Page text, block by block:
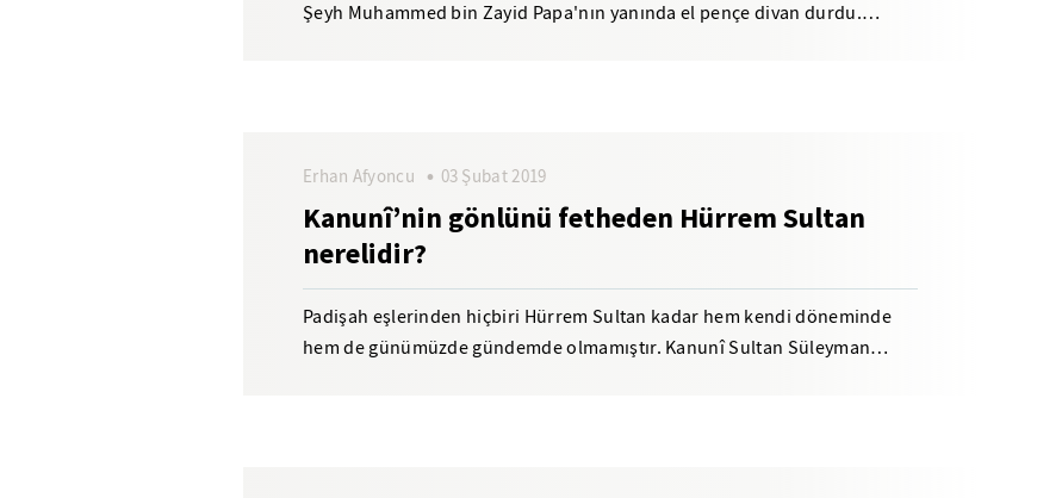
Şeyh Muhammed bin Zayid Papa'nın yanında el pençe divan durdu.
Erhan Afyoncu 03 Şubat 2019
Kanunî’nin gönlünü fetheden Hürrem Sultan
nerelidir?
Padişah eşlerinden hiçbiri Hürrem Sultan kadar hem kendi döneminde
hem de günümüzde gündemde olmamıştır. Kanunî Sultan Süleyman